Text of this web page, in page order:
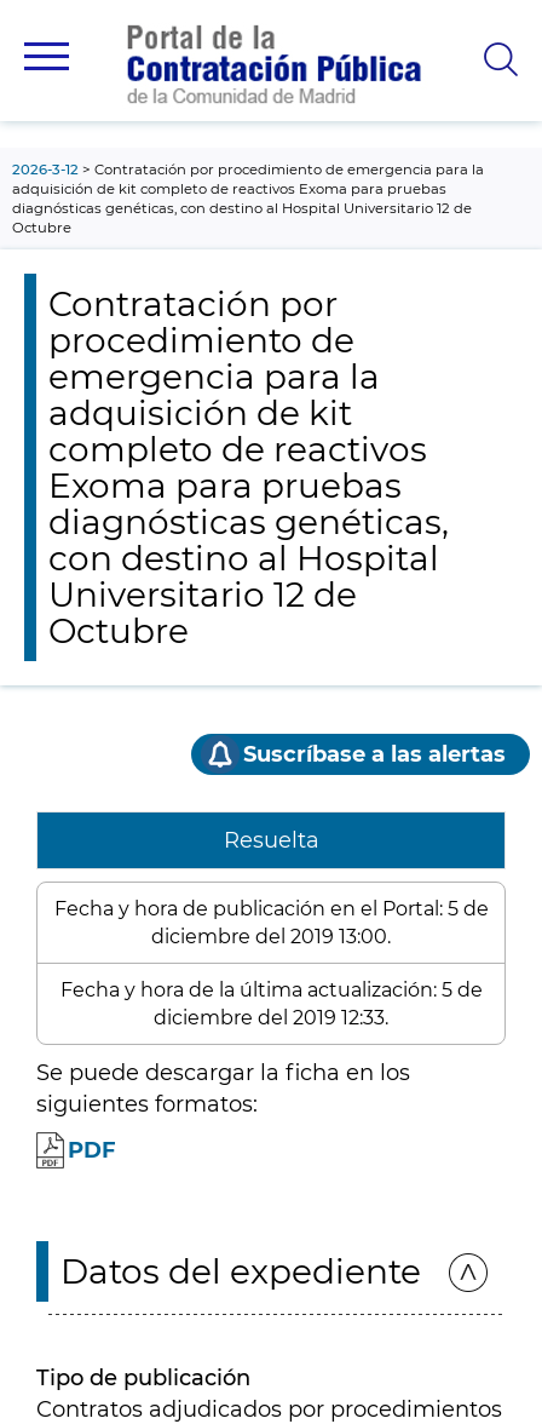
principal
2026-3-12
Contratación por procedimiento de emergencia para la
adquisición de kit completo de reactivos Exoma para pruebas
diagnósticas genéticas, con destino al Hospital Universitario 12 de
Octubre
Contratación por
procedimiento de
emergencia para la
adquisición de kit
completo de reactivos
Exoma para pruebas
diagnósticas genéticas,
con destino al Hospital
Universitario 12 de
Octubre
Suscríbase a las alertas
Resuelta
Fecha y hora de publicación en el Portal: 5 de
diciembre del 2019 13:00.
Fecha y hora de la última actualización: 5 de
diciembre del 2019 12:33.
Se puede descargar la ficha en los
siguientes formatos:
PDF
Datos del expediente
Tipo de publicación
Contratos adjudicados por procedimientos